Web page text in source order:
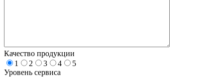
Качество продукции
1
2 3 4
5
Уровень сервиса